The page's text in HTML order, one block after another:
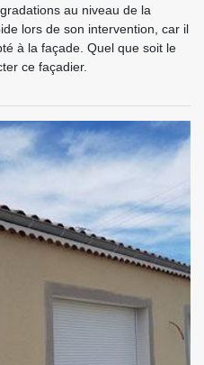
au niveau de la
lors de son intervention, car il
à la façade. Quel que soit le
ce façadier.